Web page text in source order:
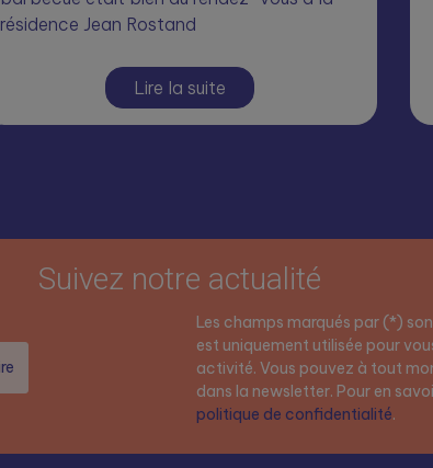
résidence Jean Rostand
Lire la suite
Suivez notre actualité
Les champs marqués par (*)
est uniquement utilisée pour
activité. Vous pouvez à tout
dans la newsletter. Pour en
politique de confidentialité.